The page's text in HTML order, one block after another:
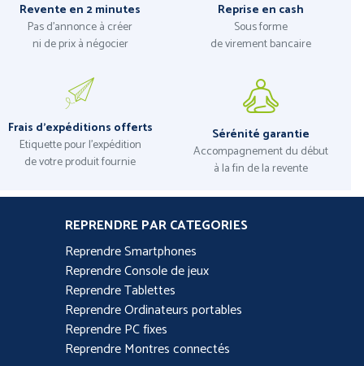
Revente en 2 minutes
Pas d'annonce à créer
ni de prix à négocier
Reprise en cash
Sous forme
de virement bancaire
Frais d'expéditions offerts
Etiquette pour l’expédition
de votre produit fournie
Sérénité garantie
Accompagnement du début
à la fin de la revente
REPRENDRE PAR CATEGORIES
Reprendre Smartphones
Reprendre Console de jeux
Reprendre Tablettes
Reprendre Ordinateurs portables
Reprendre PC fixes
Reprendre Montres connectés